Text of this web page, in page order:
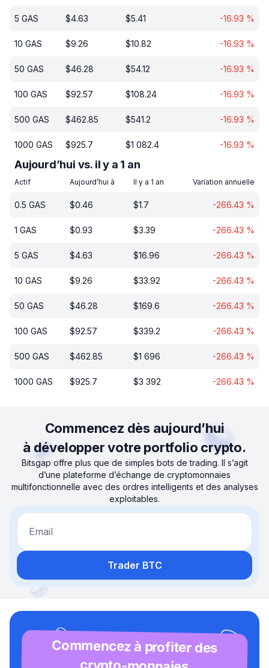
5 GAS $4.63 $5.41 -16.93 %
10 GAS $9.26 $10.82 -16.93 %
50 GAS $46.28 $54.12 -16.93 %
100 GAS $92.57 $108.24 -16.93 %
500 GAS $462.85 $541.2 -16.93 %
1000 GAS $925.7 $1 082.4 -16.93 %
Aujourd’hui vs. il y a 1 an
Actif Aujourd’hui à Il y a 1 an Variation annuelle
0.5 GAS $0.46 $1.7 -266.43 %
1 GAS $0.93 $3.39 -266.43 %
5 GAS $4.63 $16.96 -266.43 %
10 GAS $9.26 $33.92 -266.43 %
50 GAS $46.28 $169.6 -266.43 %
100 GAS $92.57 $339.2 -266.43 %
500 GAS $462.85 $1 696 -266.43 %
1000 GAS $925.7 $3 392 -266.43 %
Commencez dès aujourd’hui
à développer votre portfolio crypto.
Bitsgap offre plus que de simples bots de trading. Il s’agit
d’une plateforme d’échange de cryptomonnaies
multifonctionnelle avec des ordres intelligents et des analyses
exploitables.
Email
Trader BTC
Commencez à profiter des